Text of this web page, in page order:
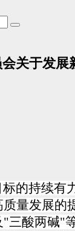
关于发
的持续有
量发展的
三酸两碱"